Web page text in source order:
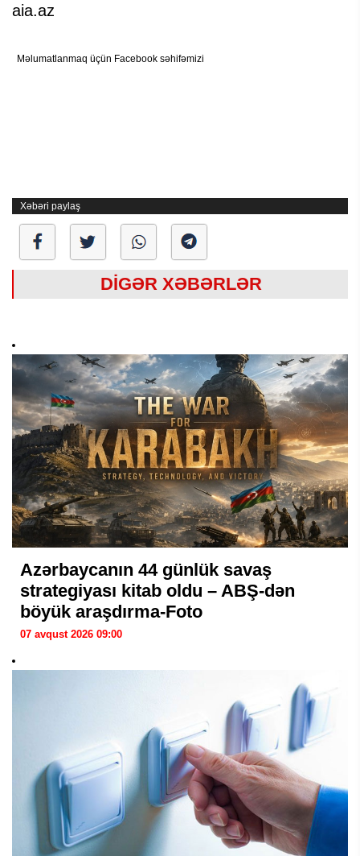
aia.az
Məlumatlanmaq üçün Facebook səhifəmizi
Xəbəri paylaş
DİGƏR XƏBƏRLƏR
Azərbaycanın 44 günlük savaş
strategiyası kitab oldu – ABŞ-dən
böyük araşdırma-Foto
07 avqust 2026 09:00